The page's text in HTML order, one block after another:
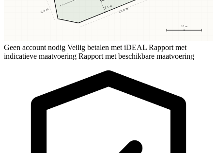
10 m
5,1 m 23,8 m
8,2 m
Geen account nodig Veilig betalen met iDEAL Rapport met
indicatieve maatvoering Rapport met beschikbare maatvoering